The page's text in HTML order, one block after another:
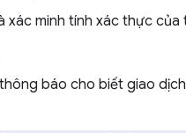
xác minh tính xác thực
báo cho biết giao